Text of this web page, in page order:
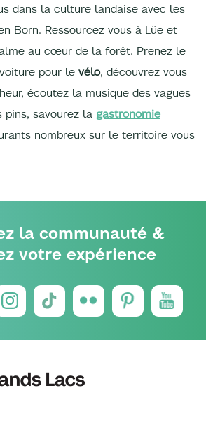
dans la culture landaise avec les
Born. Ressourcez vous à Lüe et
au cœur de la forêt. Prenez le
pour le vélo, découvrez vous
écoutez la musique des vagues
savourez la gastronomie
nombreux sur le territoire vous
la communauté &
votre expérience